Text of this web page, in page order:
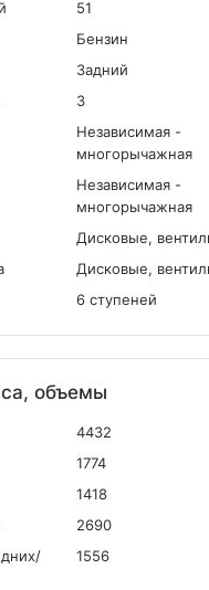
51
Бензин
Задний
3
Независимая -
многорычажная
Независимая -
многорычажная
Дисковые,
Дисковые,
6 ступеней
объемы
4432
1774
1418
2690
1556